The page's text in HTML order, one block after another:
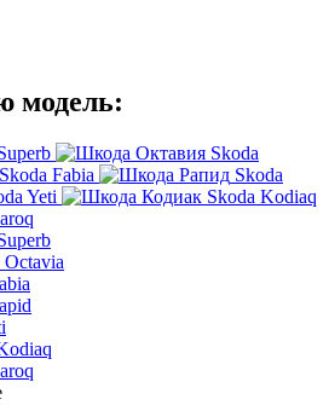
модель:
Skoda
Skoda Fabia
Skoda
Yeti
Skoda Kodiaq
Octavia